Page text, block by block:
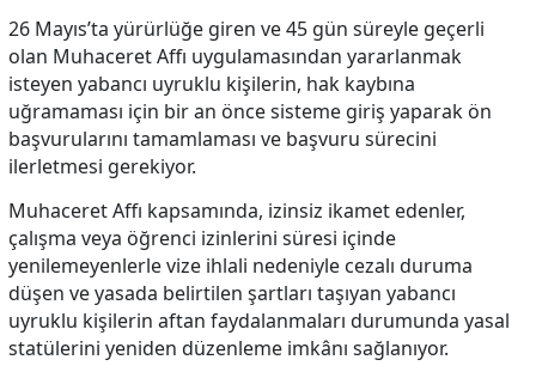
26 Mayıs’ta yürürlüğe giren ve 45 gün süreyle geçerli
olan Muhaceret Affı uygulamasından yararlanmak
isteyen yabancı uyruklu kişilerin, hak kaybına
uğramaması için bir an önce sisteme giriş yaparak ön
başvurularını tamamlaması ve başvuru sürecini
ilerletmesi gerekiyor.
Muhaceret Affı kapsamında, izinsiz ikamet edenler,
çalışma veya öğrenci izinlerini süresi içinde
yenilemeyenlerle vize ihlali nedeniyle cezalı duruma
düşen ve yasada belirtilen şartları taşıyan yabancı
uyruklu kişilerin aftan faydalanmaları durumunda yasal
statülerini yeniden düzenleme imkânı sağlanıyor.